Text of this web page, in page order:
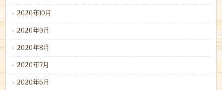
2020年10月
2020年9月
2020年8月
2020年7月
2020年6月